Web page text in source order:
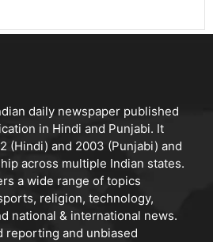
daily newspaper published
in Hindi and Punjabi. It
(Hindi) and 2003 (Punjabi) and
across multiple Indian states.
a wide range of topics
religion, technology,
national & international news.
reporting and unbiased